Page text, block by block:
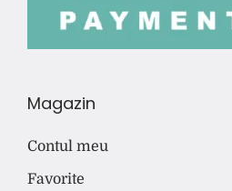
Magazin
Contul meu
Favorite